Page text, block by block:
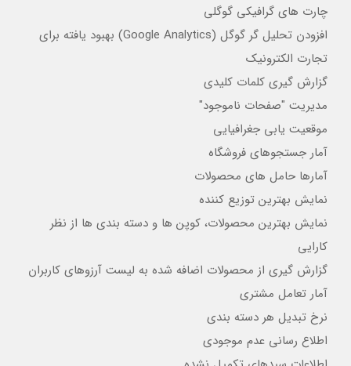
چارت های گرافیکی گوگلی
افزودن تحلیل گر گوگل (Google Analytics) بهبود یافته برای
تجارت الکترونیک
گزارش گیری کلمات کلیدی
مدیریت "صفحات ناموجود"
موقعیت یابی جغرافیایی
آمار جستجوهای فروشگاه
آمارها حامل های محصولات
نمایش بهترین توزیع کننده
نمایش بهترین محصولات، کوپن ها و دسته بندی ها از نظر
کارایی
گزارش گیری از محصولات اضافه شده به لیست آرزوهای کاربران
آمار تعامل مشتری
نرخ تبدیل هر دسته بندی
اطلاع رسانی عدم موجودی